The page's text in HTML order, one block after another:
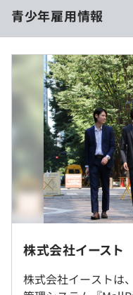
担当制のため、『お客
力です。
す。
す。
就業場所の変更範囲
■賃金形態：月給制
■月給：23万円〜(大学
・基本給：21万円
・職鵜手当：2万円
■残業代：全額支給(1
（※想定年収は年収提示
フレックスタイム制（
※標準労働時間
青少年雇用情報
過去３年間の新卒採用
前年度 採用者数7人
2年度前 採用者数6人
3年度前 採用者数8人
過去３年間の新卒採用
前年度 男性3人 女性4
2年度前 男性2人 女性
3年度前 男性4人 女性
研修の有無及び内容
株式会社イースト
株式会社イーストは